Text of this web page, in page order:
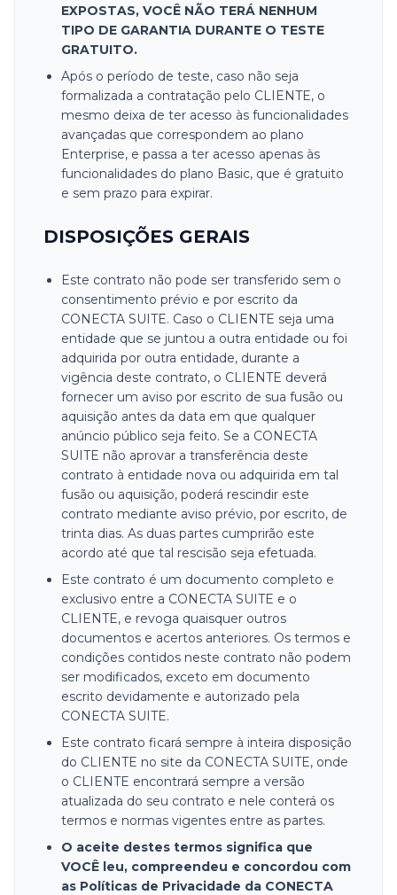
EXPOSTAS, VOCÊ NÃO TERÁ NENHUM
TIPO DE GARANTIA DURANTE O TESTE
GRATUITO.
Após o período de teste, caso não seja
formalizada a contratação pelo CLIENTE, o
mesmo deixa de ter acesso às funcionalidades
avançadas que correspondem ao plano
Enterprise, e passa a ter acesso apenas às
funcionalidades do plano Basic, que é gratuito
e sem prazo para expirar.
DISPOSIÇÕES GERAIS
Este contrato não pode ser transferido sem o
consentimento prévio e por escrito da
CONECTA SUITE. Caso o CLIENTE seja uma
entidade que se juntou a outra entidade ou foi
adquirida por outra entidade, durante a
vigência deste contrato, o CLIENTE deverá
fornecer um aviso por escrito de sua fusão ou
aquisição antes da data em que qualquer
anúncio público seja feito. Se a CONECTA
SUITE não aprovar a transferência deste
contrato à entidade nova ou adquirida em tal
fusão ou aquisição, poderá rescindir este
contrato mediante aviso prévio, por escrito, de
trinta dias. As duas partes cumprirão este
acordo até que tal rescisão seja efetuada.
Este contrato é um documento completo e
exclusivo entre a CONECTA SUITE e o
CLIENTE, e revoga quaisquer outros
documentos e acertos anteriores. Os termos e
condições contidos neste contrato não podem
ser modificados, exceto em documento
escrito devidamente e autorizado pela
CONECTA SUITE.
Este contrato ficará sempre à inteira disposição
do CLIENTE no site da CONECTA SUITE, onde
o CLIENTE encontrará sempre a versão
atualizada do seu contrato e nele conterá os
termos e normas vigentes entre as partes.
O aceite destes termos significa que
VOCÊ leu, compreendeu e concordou com
as Políticas de Privacidade da CONECTA